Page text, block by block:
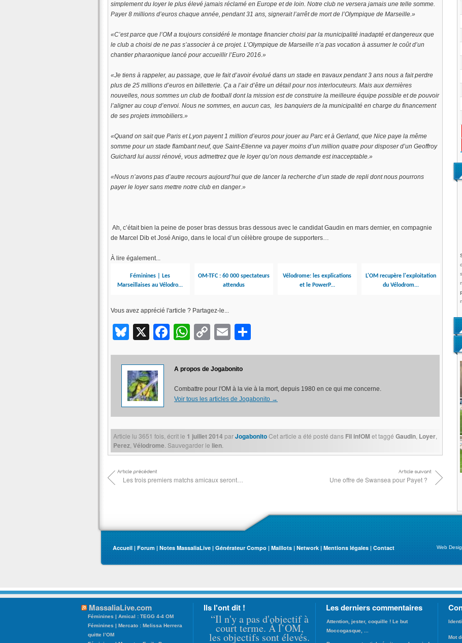
simplement du loyer le plus élevé jamais réclamé en Europe et de loin. Notre club ne versera jamais une telle somme.
Payer 8 millions d’euros chaque année, pendant 31 ans, signerait l’arrêt de mort de l’Olympique de Marseille.»
«C’est parce que l’OM a toujours considéré le montage financier choisi par la municipalité inadapté et dangereux que
le club a choisi de ne pas s’associer à ce projet. L’Olympique de Marseille n’a pas vocation à assumer le coût d’un
chantier pharaonique lancé pour accueillir l’Euro 2016.»
«Je tiens à rappeler, au passage, que le fait d’avoir évolué dans un stade en travaux pendant 3 ans nous a fait perdre
plus de 25 millions d’euros en billetterie. Ça a l’air d’être un détail pour nos interlocuteurs. Mais aux dernières
nouvelles, nous sommes un club de football dont la mission est de construire la meilleure équipe possible et de pouvoir
l’aligner au coup d’envoi. Nous ne sommes, en aucun cas, les banquiers de la municipalité en charge du financement
de ses projets immobiliers.»
«Quand on sait que Paris et Lyon payent 1 million d’euros pour jouer au Parc et à Gerland, que Nice paye la même
somme pour un stade flambant neuf, que Saint-Etienne va payer moins d’un million quatre pour disposer d’un Geoffroy
Guichard lui aussi rénové, vous admettrez que le loyer qu’on nous demande est inacceptable.»
«Nous n’avons pas d’autre recours aujourd’hui que de lancer la recherche d’un stade de repli dont nous pourrons
payer le loyer sans mettre notre club en danger.»
Ah, c’était bien la peine de poser bras dessus bras dessous avec le candidat Gaudin en mars dernier, en compagnie
de Marcel Dib et José Anigo, dans le local d’un célèbre groupe de supporters…
À lire également...
Féminines | Les
Marseillaises au Vélodro...
OM-TFC : 60 000 spectateurs
attendus
Vélodrome: les explications
et le PowerP...
L'OM recupère l'exploitation
du Vélodrom...
Vous avez apprécié l'article ? Partagez-le...
Bluesky
X Facebook
WhatsApp
CopyEmail
A propos de Jogabonito
Combattre pour l'OM à la vie à la mort, depuis 1980 en ce qui me concerne.
Voir tous les articles de Jogabonito →
Article lu 3651 fois, écrit le 1 juillet 2014 parJogabonitoCet article a été posté dans Fil infOMet taggé Gaudin, Loyer,
Perez Vélodrome . Sauvegarder le lien
Les trois premiers matchs amicaux seront… Une offre de Swansea pour Payet ?
Accueil | Forum | Notes MassaliaLive | Générateur Compo | Maillots | Network | Mentions légales | Contact
Web
MassaliaLive.com
Féminines | Amical : TEGG 4-4 OM
Féminines | Mercato : Melissa Herrera
quitte l’OM
Ils l'ont dit !
“Il n'y a pas d'objectif à
court terme. À l’OM,
les objectifs sont élevés.
Les derniers commentaires
Attention, jester, coquille ! Le but
Moccogasque, ...
Mot